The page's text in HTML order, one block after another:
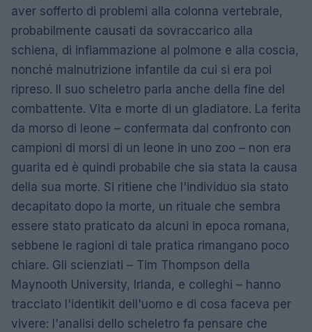
aver sofferto di problemi alla colonna vertebrale,
probabilmente causati da sovraccarico alla
schiena, di infiammazione al polmone e alla coscia,
nonché malnutrizione infantile da cui si era poi
ripreso. Il suo scheletro parla anche della fine del
combattente. Vita e morte di un gladiatore. La ferita
da morso di leone – confermata dal confronto con
campioni di morsi di un leone in uno zoo – non era
guarita ed è quindi probabile che sia stata la causa
della sua morte. Si ritiene che l'individuo sia stato
decapitato dopo la morte, un rituale che sembra
essere stato praticato da alcuni in epoca romana,
sebbene le ragioni di tale pratica rimangano poco
chiare. Gli scienziati – Tim Thompson della
Maynooth University, Irlanda, e colleghi – hanno
tracciato l'identikit dell'uomo e di cosa faceva per
vivere: l'analisi dello scheletro fa pensare che